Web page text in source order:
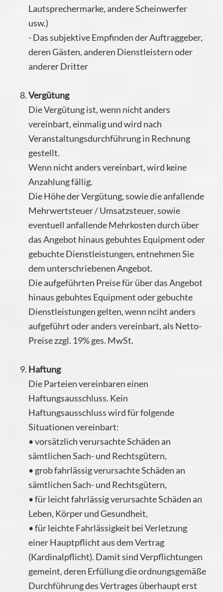
Lautsprechermarke, andere Scheinwerfer
usw.)
- Das subjektive Empfinden der Auftraggeber,
deren Gästen, anderen Dienstleistern oder
anderer Dritter
Vergütung
Die Vergütung ist, wenn nicht anders
vereinbart, einmalig und wird nach
Veranstaltungsdurchführung in Rechnung
gestellt.
Wenn nicht anders vereinbart, wird keine
Anzahlung fällig.
Die Höhe der Vergütung, sowie die anfallende
Mehrwertsteuer / Umsatzsteuer, sowie
eventuell anfallende Mehrkosten durch über
das Angebot hinaus gebuhtes Equipment oder
gebuchte Dienstleistungen, entnehmen Sie
dem unterschriebenen Angebot.
Die aufgeführten Preise für über das Angebot
hinaus gebuhtes Equipment oder gebuchte
Dienstleistungen gelten, wenn nciht anders
aufgeführt oder anders vereinbart, als Netto-
Preise zzgl. 19% ges. MwSt.
Haftung
Die Parteien vereinbaren einen
Haftungsausschluss. Kein
Haftungsausschluss wird für folgende
Situationen vereinbart:
• vorsätzlich verursachte Schäden an
sämtlichen Sach- und Rechtsgütern,
• grob fahrlässig verursachte Schäden an
sämtlichen Sach- und Rechtsgütern,
• für leicht fahrlässig verursachte Schäden an
Leben, Körper und Gesundheit,
• für leichte Fahrlässigkeit bei Verletzung
einer Hauptpflicht aus dem Vertrag
(Kardinalpflicht). Damit sind Verpflichtungen
gemeint, deren Erfüllung die ordnungsgemäße
Durchführung des Vertrages überhaupt erst